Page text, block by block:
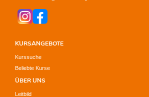
KURSANGEBOTE
Kurssuche
Beliebte Kurse
ÜBER UNS
Leitbild